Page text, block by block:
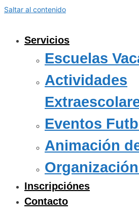
Saltar al contenido
Servicios
Escuelas
Actividades
Eventos
Animación
Inscripciónes
Contacto